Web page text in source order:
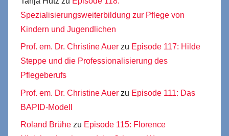
Spezialisierungsweiterbildung zur Pflege von
Kindern und Jugendlichen
Prof. em. Dr. Christine Auer zu Episode 117: Hilde
Steppe und die Professionalisierung des
Pflegeberufs
Prof. em. Dr. Christine Auer zu Episode 111: Das
BAPID-Modell
Roland Brühe zu Episode 115: Florence